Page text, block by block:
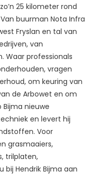
25 kilometer rond
buurman Nota Infra
Fryslan en tal van
van
Waar professionals
vragen
om keuring van
de Arbowet en om
Bijma nieuwe
en levert hij
Voor
grasmaaiers,
trilplaten,
bij Hendrik Bijma aan